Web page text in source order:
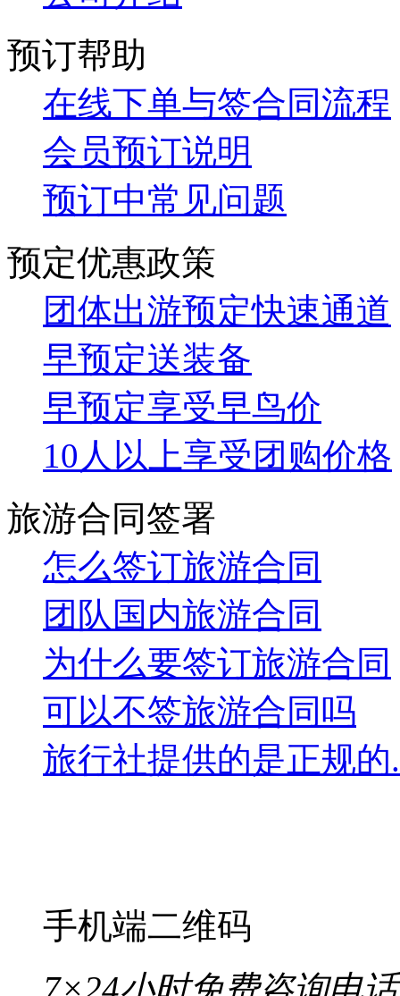
10人以上享受团购价格
旅游合同签署
怎么签订旅游合同
团队国内旅游合同
为什么要签订旅游合同
可以不签旅游合同吗
旅行社提供的是正规的
手机端二维码
7×24小时免费咨询电话
全国免费电
版权所有：敦煌新
电话：0937-8829006
传真：
户外旅游/特种旅游/探
会／拓展穿越/帐